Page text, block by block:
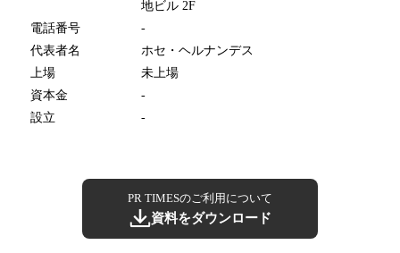
地ビル 2F
電話番号
-
代表者名
ホセ・ヘルナンデス
上場
未上場
資本金
-
設立
-
PR TIMESのご利用について
資料をダウンロード